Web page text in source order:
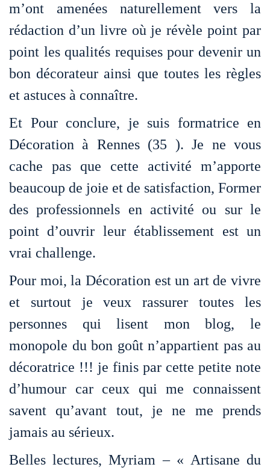
m’ont amenées naturellement vers la
rédaction d’un livre où je révèle point par
point les qualités requises pour devenir un
bon décorateur ainsi que toutes les règles
et astuces à connaître.
Et Pour conclure, je suis formatrice en
Décoration à Rennes (35 ). Je ne vous
cache pas que cette activité m’apporte
beaucoup de joie et de satisfaction, Former
des professionnels en activité ou sur le
point d’ouvrir leur établissement est un
vrai challenge.
Pour moi, la Décoration est un art de vivre
et surtout je veux rassurer toutes les
personnes qui lisent mon blog, le
monopole du bon goût n’appartient pas au
décoratrice !!! je finis par cette petite note
d’humour car ceux qui me connaissent
savent qu’avant tout, je ne me prends
jamais au sérieux.
Belles lectures, Myriam – « Artisane du